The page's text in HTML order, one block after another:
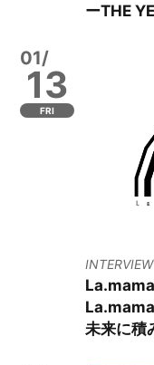
ーTHE
01/
13
FRI
INTERVIEW
La.mama
未来に積